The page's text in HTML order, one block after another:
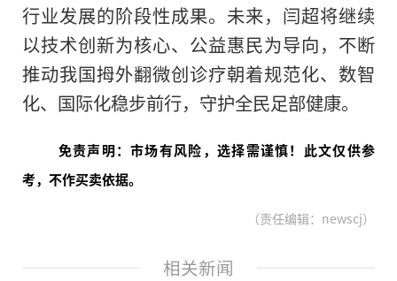
行业发展的阶段性成果。未来，闫超将继续
以技术创新为核心、公益惠民为导向，不断
推动我国拇外翻微创诊疗朝着规范化、数智
化、国际化稳步前行，守护全民足部健康。
免责声明：市场有风险，选择需谨慎！此文仅供参
考，不作买卖依据。
（责任编辑：newscj）
相关新闻